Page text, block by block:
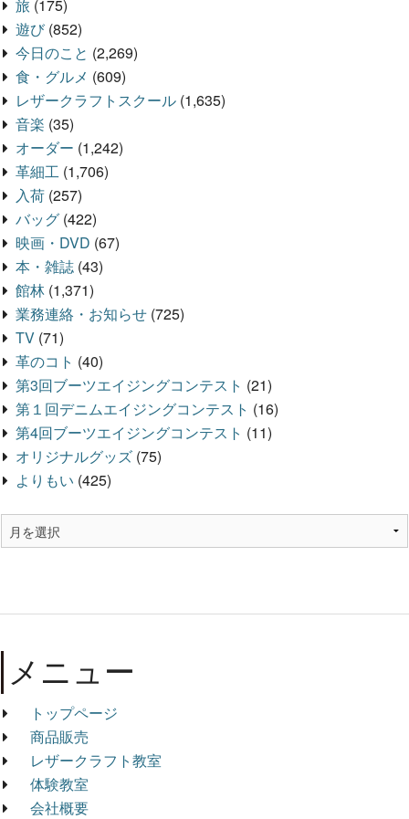
旅 (175)
遊び(852)
今日のこと (2,269)
食・グルメ (609)
レザークラフトスクール (1,635)
音楽 (35)
オーダー (1,242)
革細工 (1,706)
入荷 (257)
バッグ (422)
映画・DVD (67)
本・雑誌 (43)
館林 (1,371)
業務連絡・お知らせ (725)
TV (71)
革のコト (40)
第3回ブーツエイジングコンテスト (21)
第１回デニムエイジングコンテスト (16)
第4回ブーツエイジングコンテスト (11)
オリジナルグッズ (75)
よりもい (425)
メニュー
トップページ
商品販売
レザークラフト教室
体験教室
会社概要